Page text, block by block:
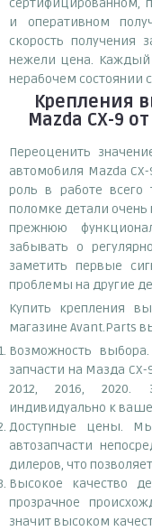
сертифицированном,
и оперативном
скорость получения
нежели цена.
нерабочем состоянии
Крепления
Mazda CX-9
Переоценить
автомобиля Mazda
роль в работе всего
поломке детали
прежнюю
забывать о
заметить первые
проблемы на другие
Купить крепления
магазине Avant.Parts
Возможность
запчасти на Мазда
2012, 2016, 2020.
индивидуально к
Доступные цены.
автозапчасти
дилеров, что
Высокое качество
прозрачное
значит высоком